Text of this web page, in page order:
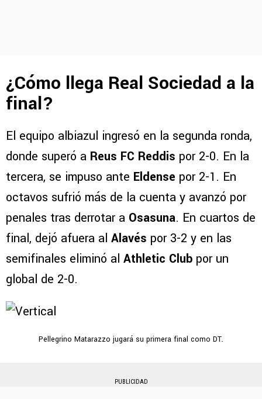
¿Cómo llega Real Sociedad a la
final?
El equipo albiazul ingresó en la segunda ronda,
donde superó a Reus FC Reddis por 2-0. En la
tercera, se impuso ante Eldense por 2-1. En
octavos sufrió más de la cuenta y avanzó por
penales tras derrotar a Osasuna. En cuartos de
final, dejó afuera al Alavés por 3-2 y en las
semifinales eliminó al Athletic Club por un
global de 2-0.
Pellegrino Matarazzo jugará su primera final como DT.
PUBLICIDAD